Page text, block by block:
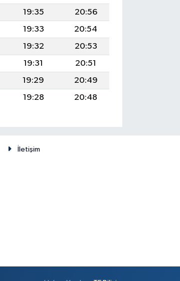
19:35
20:56
19:33
20:54
19:32
20:53
19:31
20:51
19:29
20:49
19:28 20:48
İletişim